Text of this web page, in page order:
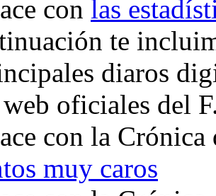
con las
te
diaros
web oficiales del
con la
muy caros